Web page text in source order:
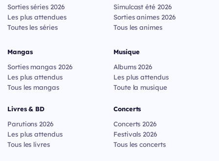
Sorties séries 2026
Les plus attendues
Toutes les séries
Simulcast été 2026
Sorties animes 2026
Tous les animes
Mangas
Sorties mangas 2026
Les plus attendus
Tous les mangas
Livres & BD
Parutions 2026
Les plus attendus
Tous les livres
Musique
Albums 2026
Les plus attendus
Toute la musique
Concerts
Concerts 2026
Festivals 2026
Tous les concerts